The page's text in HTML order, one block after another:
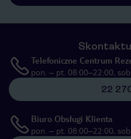
Telefoniczne Centrum
pon. – pt. 08:00–22:00,
22
Biuro Obsługi Klienta
pon. – pt. 08:00–22:00,